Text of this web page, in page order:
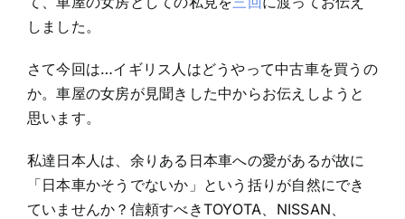
人
や
っ
て
を
買
う
の？
しました。
さて今回は…イギリス人はどうやって中古車を買うの
か。車屋の女房が見聞きした中からお伝えしようと
思います。
私達日本人は、余りある日本車への愛があるが故に
「日本車かそうでないか」という括りが自然にでき
ていませんか？信頼すべきTOYOTA、NISSAN、